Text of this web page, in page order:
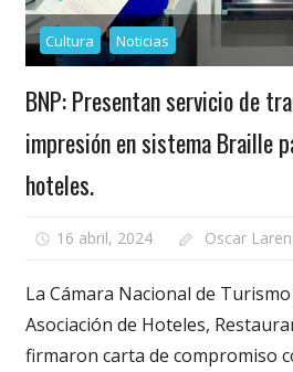
Cultura Noticias
BNP: Presentan servicio de
impresión en sistema Braille
hoteles.
16 abril, 2024 Oscar
La Cámara Nacional de Turismo
Asociación de Hoteles,
firmaron carta de compromiso